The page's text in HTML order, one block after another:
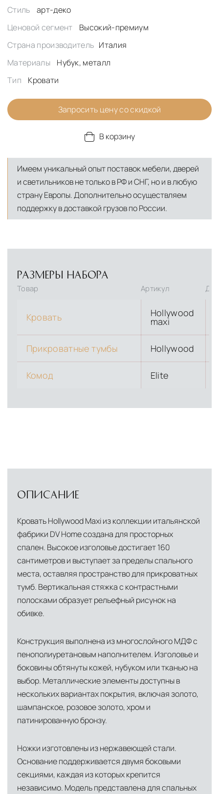
Стиль
арт-деко
Ценовой сегмент
Высокий-премиум
Страна производитель Италия
Материалы
Нубук, металл
Тип
Кровати
Запросить цену со скидкой
В корзину
Имеем уникальный опыт поставок мебели, дверей
и светильников не только в РФ и СНГ, но и в любую
страну Европы. Дополнительно осуществляем
поддержку в доставкой грузов по России.
РАЗМЕРЫ НАБОРА
Товар Артикул
Кровать Hollywood
maxi
Прикроватные тумбы Hollywood
Комод Elite
ОПИСАНИЕ
Кровать Hollywood Maxi из коллекции итальянской
фабрики DV Home создана для просторных
спален. Высокое изголовье достигает 160
сантиметров и выступает за пределы спального
места, оставляя пространство для прикроватных
тумб. Вертикальная стяжка с контрастными
полосками образует рельефный рисунок на
обивке.
Конструкция выполнена из многослойного МДФ с
пенополиуретановым наполнителем. Изголовье и
боковины обтянуты кожей, нубуком или тканью на
выбор. Металлические элементы доступны в
нескольких вариантах покрытия, включая золото,
шампанское, розовое золото, хром и
патинированную бронзу.
Ножки изготовлены из нержавеющей стали.
Основание поддерживается двумя боковыми
секциями, каждая из которых крепится
независимо. Модель представлена для спальных